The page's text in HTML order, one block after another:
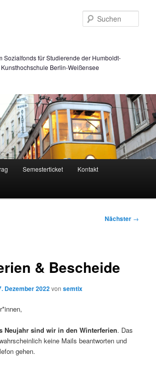
Sozialfonds für Studierende der Humboldt-
Berlin-Weißensee
Semesterticket Kontakt
Nächster →
& Bescheide
Dezember 2022vonsemtix
Neujahr sind wir in den Winterferien. Das
keine Mails beantworten und
gehen.